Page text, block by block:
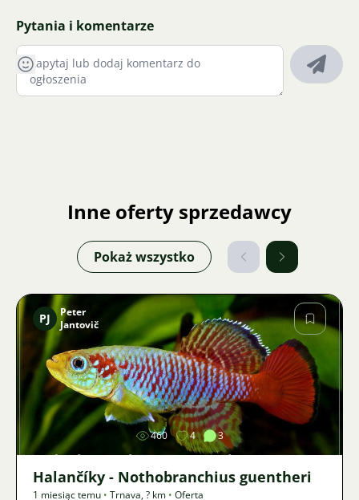
Pytania i komentarze
Inne oferty sprzedawcy
Pokaż wszystko
Zdjęcie
PJ
Peter
Jantovič
460 4 3
Halančíky - Nothobranchius guentheri
1 miesiąc temu • Trnava,? km • Oferta